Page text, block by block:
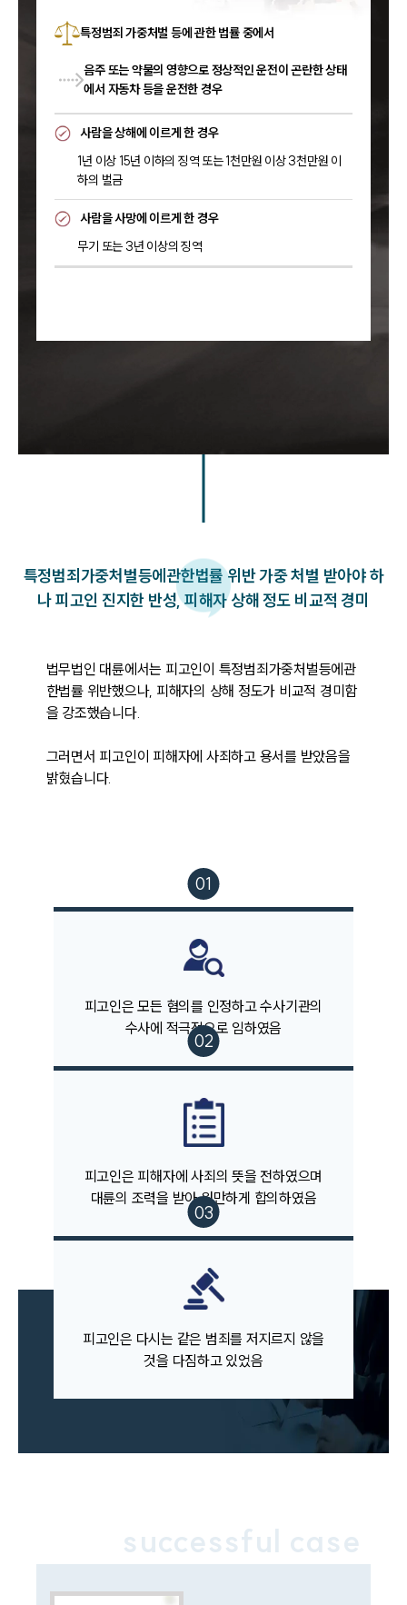
팀소개
팀소개
대륜의 강점
글로벌 파트너 로펌
고객의 소리
통합검색
업무사례
법률정보
업무분야
음주교통사고대응부 업무
특정범죄 가중처벌 등에 관한 법률 중에서
음주 또는 약물의 영향으로 정상적인 운전이 곤란한 상태
에서 자동차 등을 운전한 경우
사람을 상해에 이르게 한 경우
1년 이상 15년 이하의 징역 또는 1천만원 이상 3천만원 이
하의 벌금
사람을 사망에 이르게 한 경우
무기 또는 3년 이상의 징역
특정범죄가중처벌등에관한법률 위반 가중 처벌 받아야 하
나 피고인 진지한 반성, 피해자 상해 정도 비교적 경미
법무법인 대륜에서는 피고인이 특정범죄가중처벌등에관
한법률 위반했으나, 피해자의 상해 정도가 비교적 경미함
을 강조했습니다.
그러면서 피고인이 피해자에 사죄하고 용서를 받았음을
밝혔습니다.
피고인은 모든 혐의를 인정하고 수사기관의
수사에 적극적으로 임하였음
피고인은 피해자에 사죄의 뜻을 전하였으며
대륜의 조력을 받아 원만하게 합의하였음
피고인은 다시는 같은 범죄를 저지르지 않을
것을 다짐하고 있었음
successful case